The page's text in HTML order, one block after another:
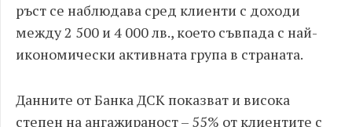
ръст се наблюдава сред клиенти с доходи
между 2 500 и 4 000 лв., което съвпада с най-
икономически активната група в страната.
Данните от Банка ДСК показват и висока
степен на ангажираност – 55% от клиентите с